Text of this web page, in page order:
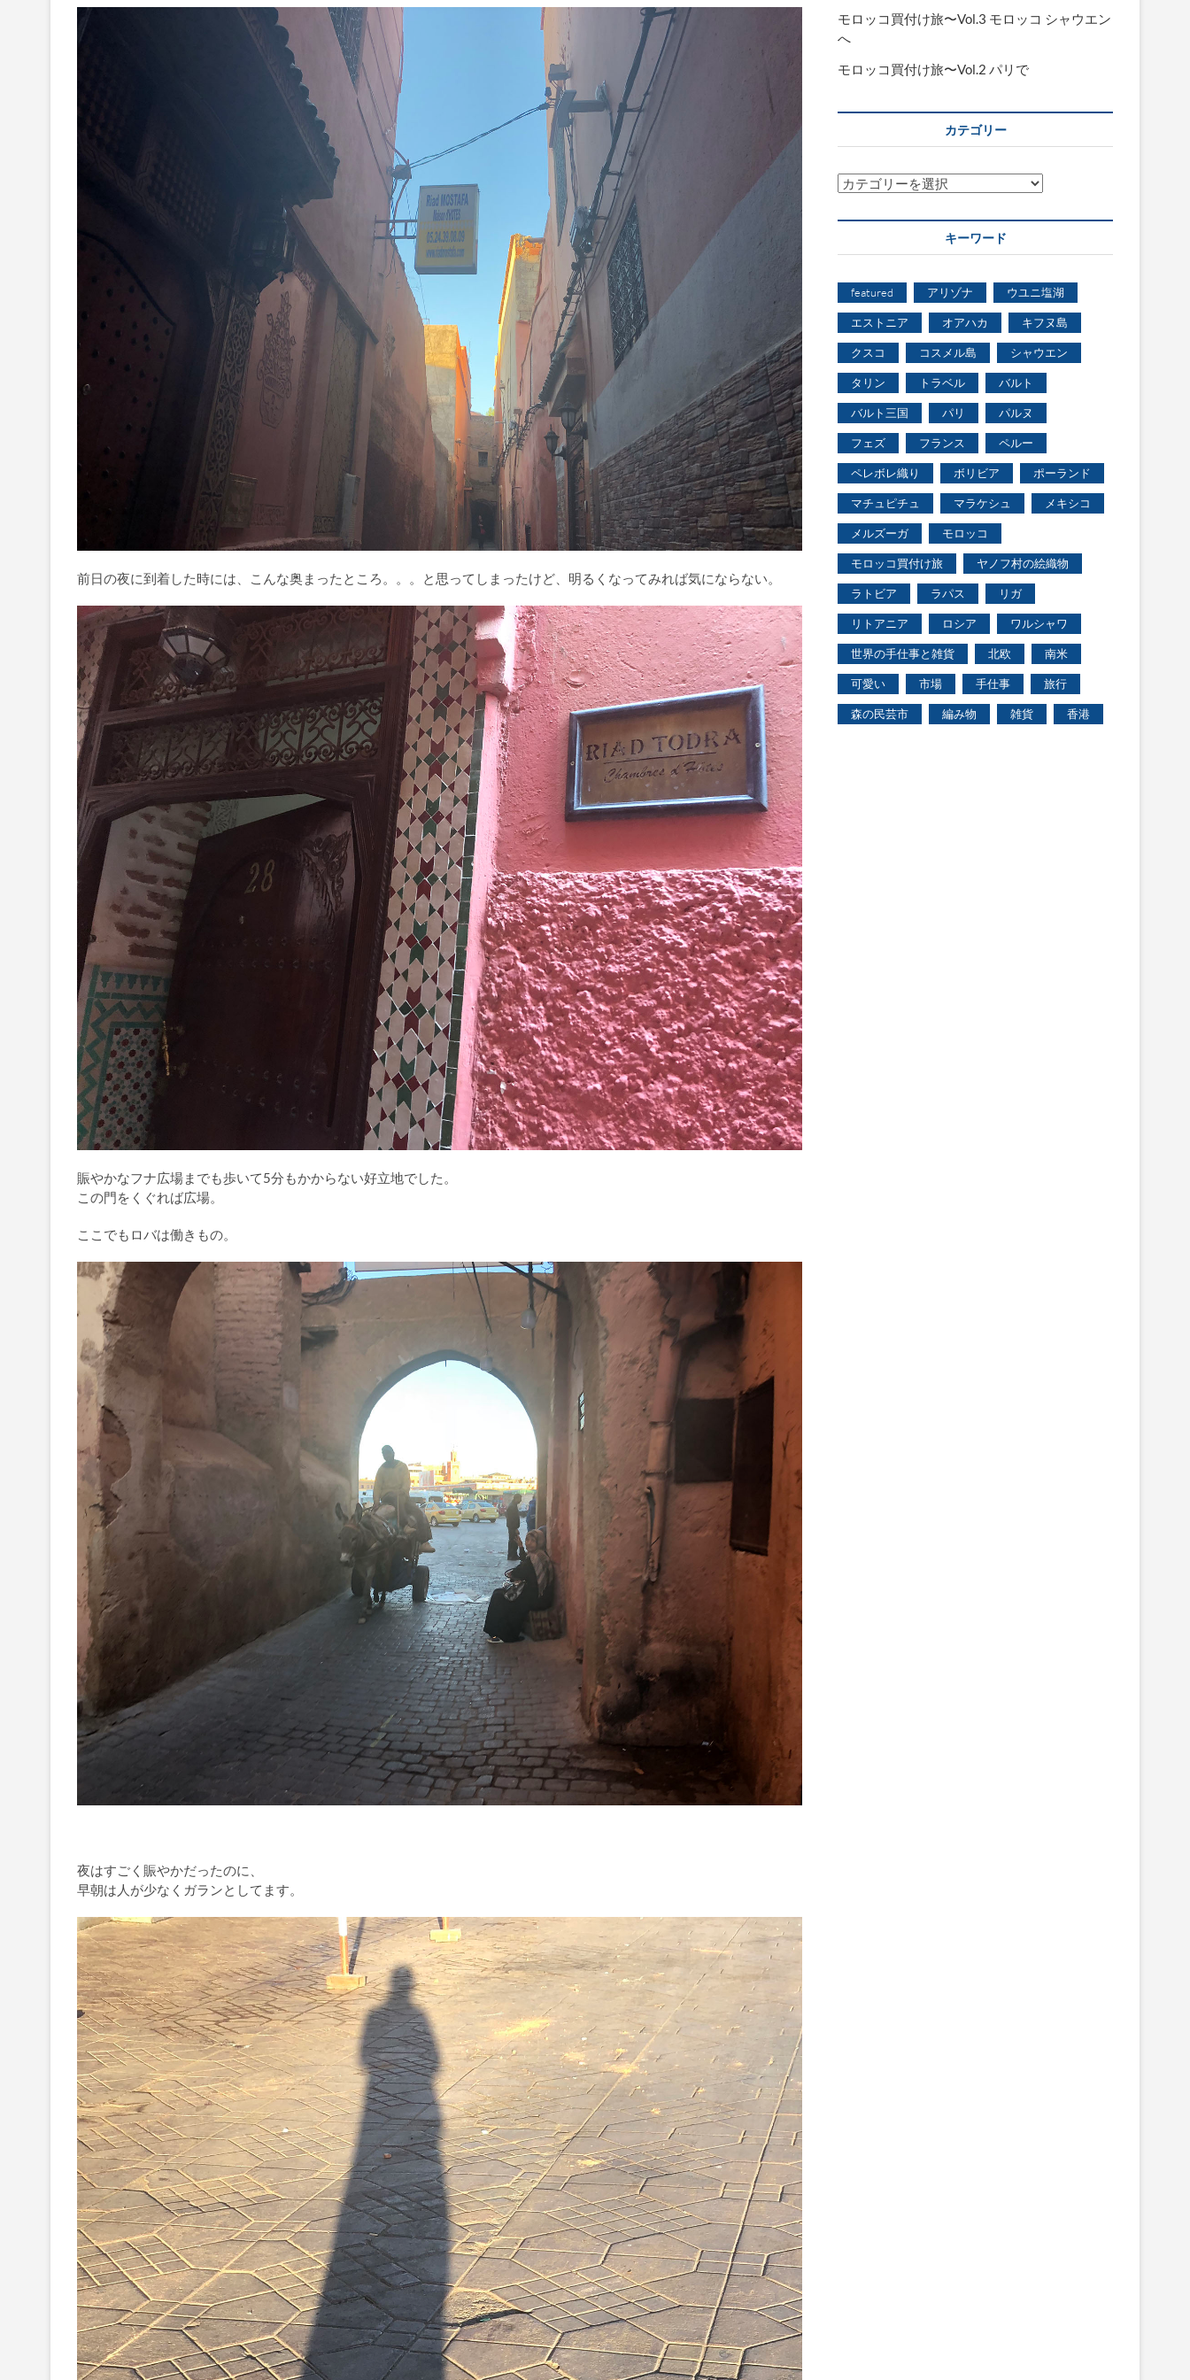
前日の夜に到着した時には、こんな奥まったところ。。。と思ってしまったけど、明るくなってみれば気にならない。
賑やかなフナ広場までも歩いて5分もかからない好立地でした。
この門をくぐれば広場。
ここでもロバは働きもの。
夜はすごく賑やかだったのに、
早朝は人が少なくガランとしてます。
モロッコ買付け旅〜Vol.3 モロッコ シャウエン
へ
モロッコ買付け旅〜Vol.2 パリで
カテゴリー
カ
ゴ
ー
キーワード
featured アリゾナ ウユニ塩湖
エストニア オアハカ キフヌ島
クスコ コスメル島 シャウエン
タリン トラベル バルト
バルト三国 パリ パルヌ
フェズ フランス ペルー
ペレボレ織り ボリビア ポーランド
マチュピチュ マラケシュ メキシコ
メルズーガ モロッコ
モロッコ買付け旅 ヤノフ村の絵織物
ラトビア ラパス リガ
リトアニア ロシア ワルシャワ
世界の手仕事と雑貨 北欧 南米
可愛い 市場 手仕事 旅行
森の民芸市 編み物 雑貨 香港